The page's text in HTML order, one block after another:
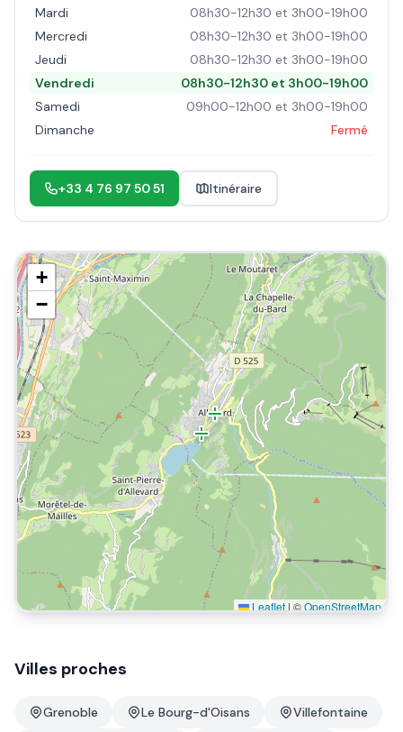
Mardi
08h30-12h30 et 3h00-19h00
Mercredi
08h30-12h30 et 3h00-19h00
Jeudi
08h30-12h30 et 3h00-19h00
Vendredi
08h30-12h30 et 3h00-19h00
Samedi
09h00-12h00 et 3h00-19h00
Dimanche
Fermé
+33 4 76 97 50 51 Itinéraire
+
−
Leaflet | ©OpenStreetMap
Villes proches
Grenoble Le Bourg-d'Oisans Villefontaine